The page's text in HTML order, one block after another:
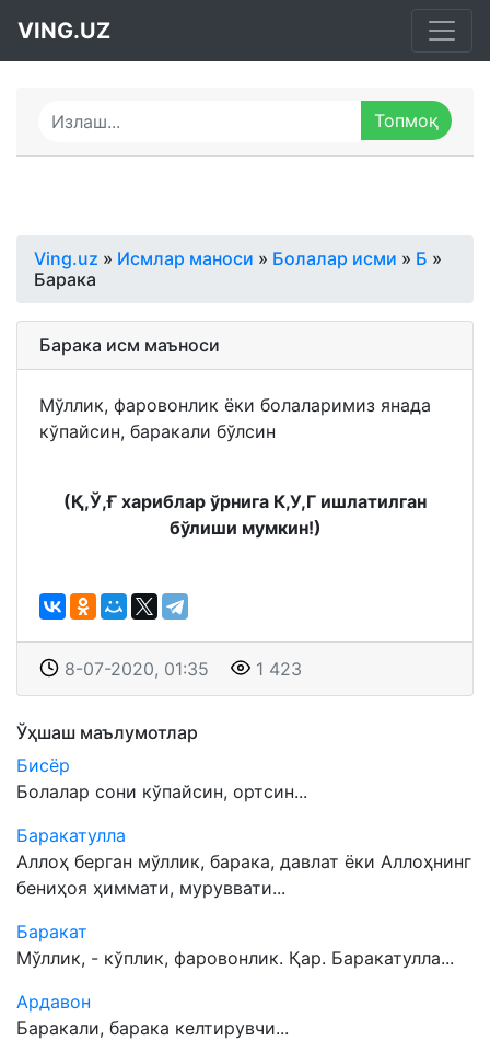
VING.UZ
Ving.uz » Исмлар маноси » Болалар исми » Б »
Барака
Барака исм маъноси
Мўллик, фаровонлик ёки болаларимиз янада
кўпайсин, баракали бўлсин
(Қ,Ў,Ғ хариблар ўрнига К,У,Г ишлатилган
бўлиши мумкин!)
8-07-2020, 01:35 1 423
Ўҳшаш маълумотлар
Бисёр
Болалар сони кўпайсин, ортсин...
Баракатулла
Аллоҳ берган мўллик, барака, давлат ёки Аллоҳнинг
бениҳоя ҳиммати, муруввати...
Баракат
Мўллик, - кўплик, фаровонлик. Қар. Баракатулла...
Ардавон
Баракали, барака келтирувчи...